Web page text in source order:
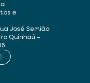
e
José Semião
Quinhaú –